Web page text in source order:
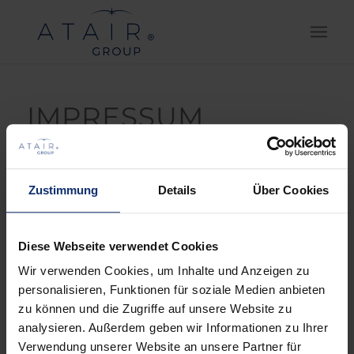
Zustimmung Details Über Cookies
Diese Webseite verwendet Cookies
Wir verwenden Cookies, um Inhalte und Anzeigen zu
personalisieren, Funktionen für soziale Medien anbieten
zu können und die Zugriffe auf unsere Website zu
analysieren. Außerdem geben wir Informationen zu Ihrer
Verwendung unserer Website an unsere Partner für
IMPRESSUM
ATAIR GmbH
48565 Steinfurt-Borghorst
Deutschland
Tel: +49 (0) 25 52 . 929 – 0
Fax: +49 (0 )25 52 . 929 – 100
Email:info@atair.de
Internet: www.atair.de
Vertretungsberechtigte Geschäftsführer: